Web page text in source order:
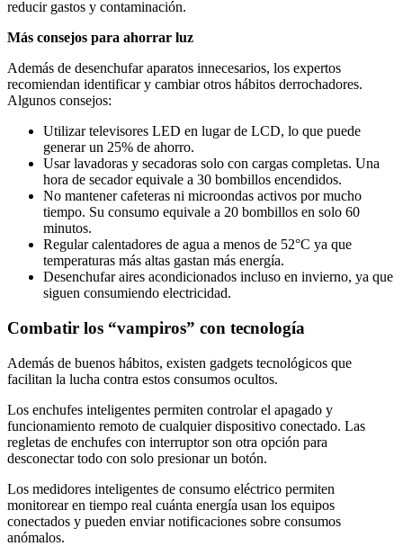
reducir gastos y contaminación.
Más consejos para ahorrar luz
Además de desenchufar aparatos innecesarios, los expertos
recomiendan identificar y cambiar otros hábitos derrochadores.
Algunos consejos:
Utilizar televisores LED en lugar de LCD, lo que puede
generar un 25% de ahorro.
Usar lavadoras y secadoras solo con cargas completas. Una
hora de secador equivale a 30 bombillos encendidos.
No mantener cafeteras ni microondas activos por mucho
tiempo. Su consumo equivale a 20 bombillos en solo 60
minutos.
Regular calentadores de agua a menos de 52°C ya que
temperaturas más altas gastan más energía.
Desenchufar aires acondicionados incluso en invierno, ya que
siguen consumiendo electricidad.
Combatir los “vampiros” con tecnología
Además de buenos hábitos, existen gadgets tecnológicos que
facilitan la lucha contra estos consumos ocultos.
Los enchufes inteligentes permiten controlar el apagado y
funcionamiento remoto de cualquier dispositivo conectado. Las
regletas de enchufes con interruptor son otra opción para
desconectar todo con solo presionar un botón.
Los medidores inteligentes de consumo eléctrico permiten
monitorear en tiempo real cuánta energía usan los equipos
conectados y pueden enviar notificaciones sobre consumos
anómalos.